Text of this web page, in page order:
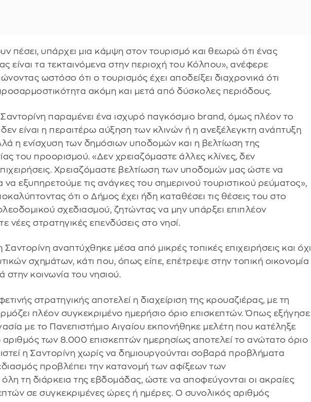
πέσει, υπάρχει μια κάμψη στον τουρισμό και θεωρώ ότι ένας
είναι τα τεκταινόμενα στην περιοχή του Κόλπου», ανέφερε
ωστόσο ότι ο τουρισμός έχει αποδείξει διαχρονικά ότι
ακόμη και μετά από δύσκολες περιόδους.
παραμένει ένα ισχυρό παγκόσμιο brand, όμως πλέον το
δεν είναι η περαιτέρω αύξηση των κλινών ή η ανεξέλεγκτη ανάπτυξη
η ενίσχυση των δημόσιων υποδομών και η βελτίωση της
του προορισμού. «Δεν χρειαζόμαστε άλλες κλίνες, δεν
Χρειαζόμαστε βελτίωση των υποδομών μας ώστε να
εξυπηρετούμε τις ανάγκες του σημερινού τουριστικού ρεύματος»,
ότι ο Δήμος έχει ήδη καταθέσει τις θέσεις του στο
σχεδιασμού, ζητώντας να μην υπάρξει επιπλέον
νέες στρατηγικές επενδύσεις στο νησί.
αναπτύχθηκε μέσα από μικρές τοπικές επιχειρήσεις και όχι
σχημάτων, κάτι που, όπως είπε, επέτρεψε στην τοπική οικονομία
στην κοινωνία του νησιού.
στρατηγικής αποτελεί η διαχείριση της κρουαζιέρας, με τη
πλέον συγκεκριμένο ημερήσιο όριο επισκεπτών. Όπως εξήγησε
με το Πανεπιστήμιο Αιγαίου εκπονήθηκε μελέτη που κατέληξε
των 8.000 επισκεπτών ημερησίως αποτελεί το ανώτατο όριο
η Σαντορίνη χωρίς να δημιουργούνται σοβαρά προβλήματα
προβλέπει την κατανομή των αφίξεων των
τη διάρκεια της εβδομάδας, ώστε να αποφεύγονται οι ακραίες
σε συγκεκριμένες ώρες ή ημέρες. Ο συνολικός αριθμός